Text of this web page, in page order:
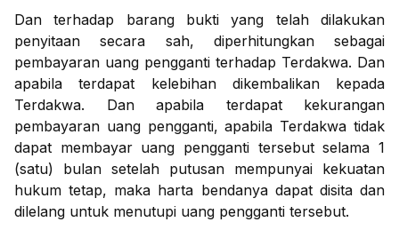
Dan terhadap barang bukti yang telah dilakukan
penyitaan secara sah, diperhitungkan sebagai
pembayaran uang pengganti terhadap Terdakwa. Dan
apabila terdapat kelebihan dikembalikan kepada
Terdakwa. Dan apabila terdapat kekurangan
pembayaran uang pengganti, apabila Terdakwa tidak
dapat membayar uang pengganti tersebut selama 1
(satu) bulan setelah putusan mempunyai kekuatan
hukum tetap, maka harta bendanya dapat disita dan
dilelang untuk menutupi uang pengganti tersebut.